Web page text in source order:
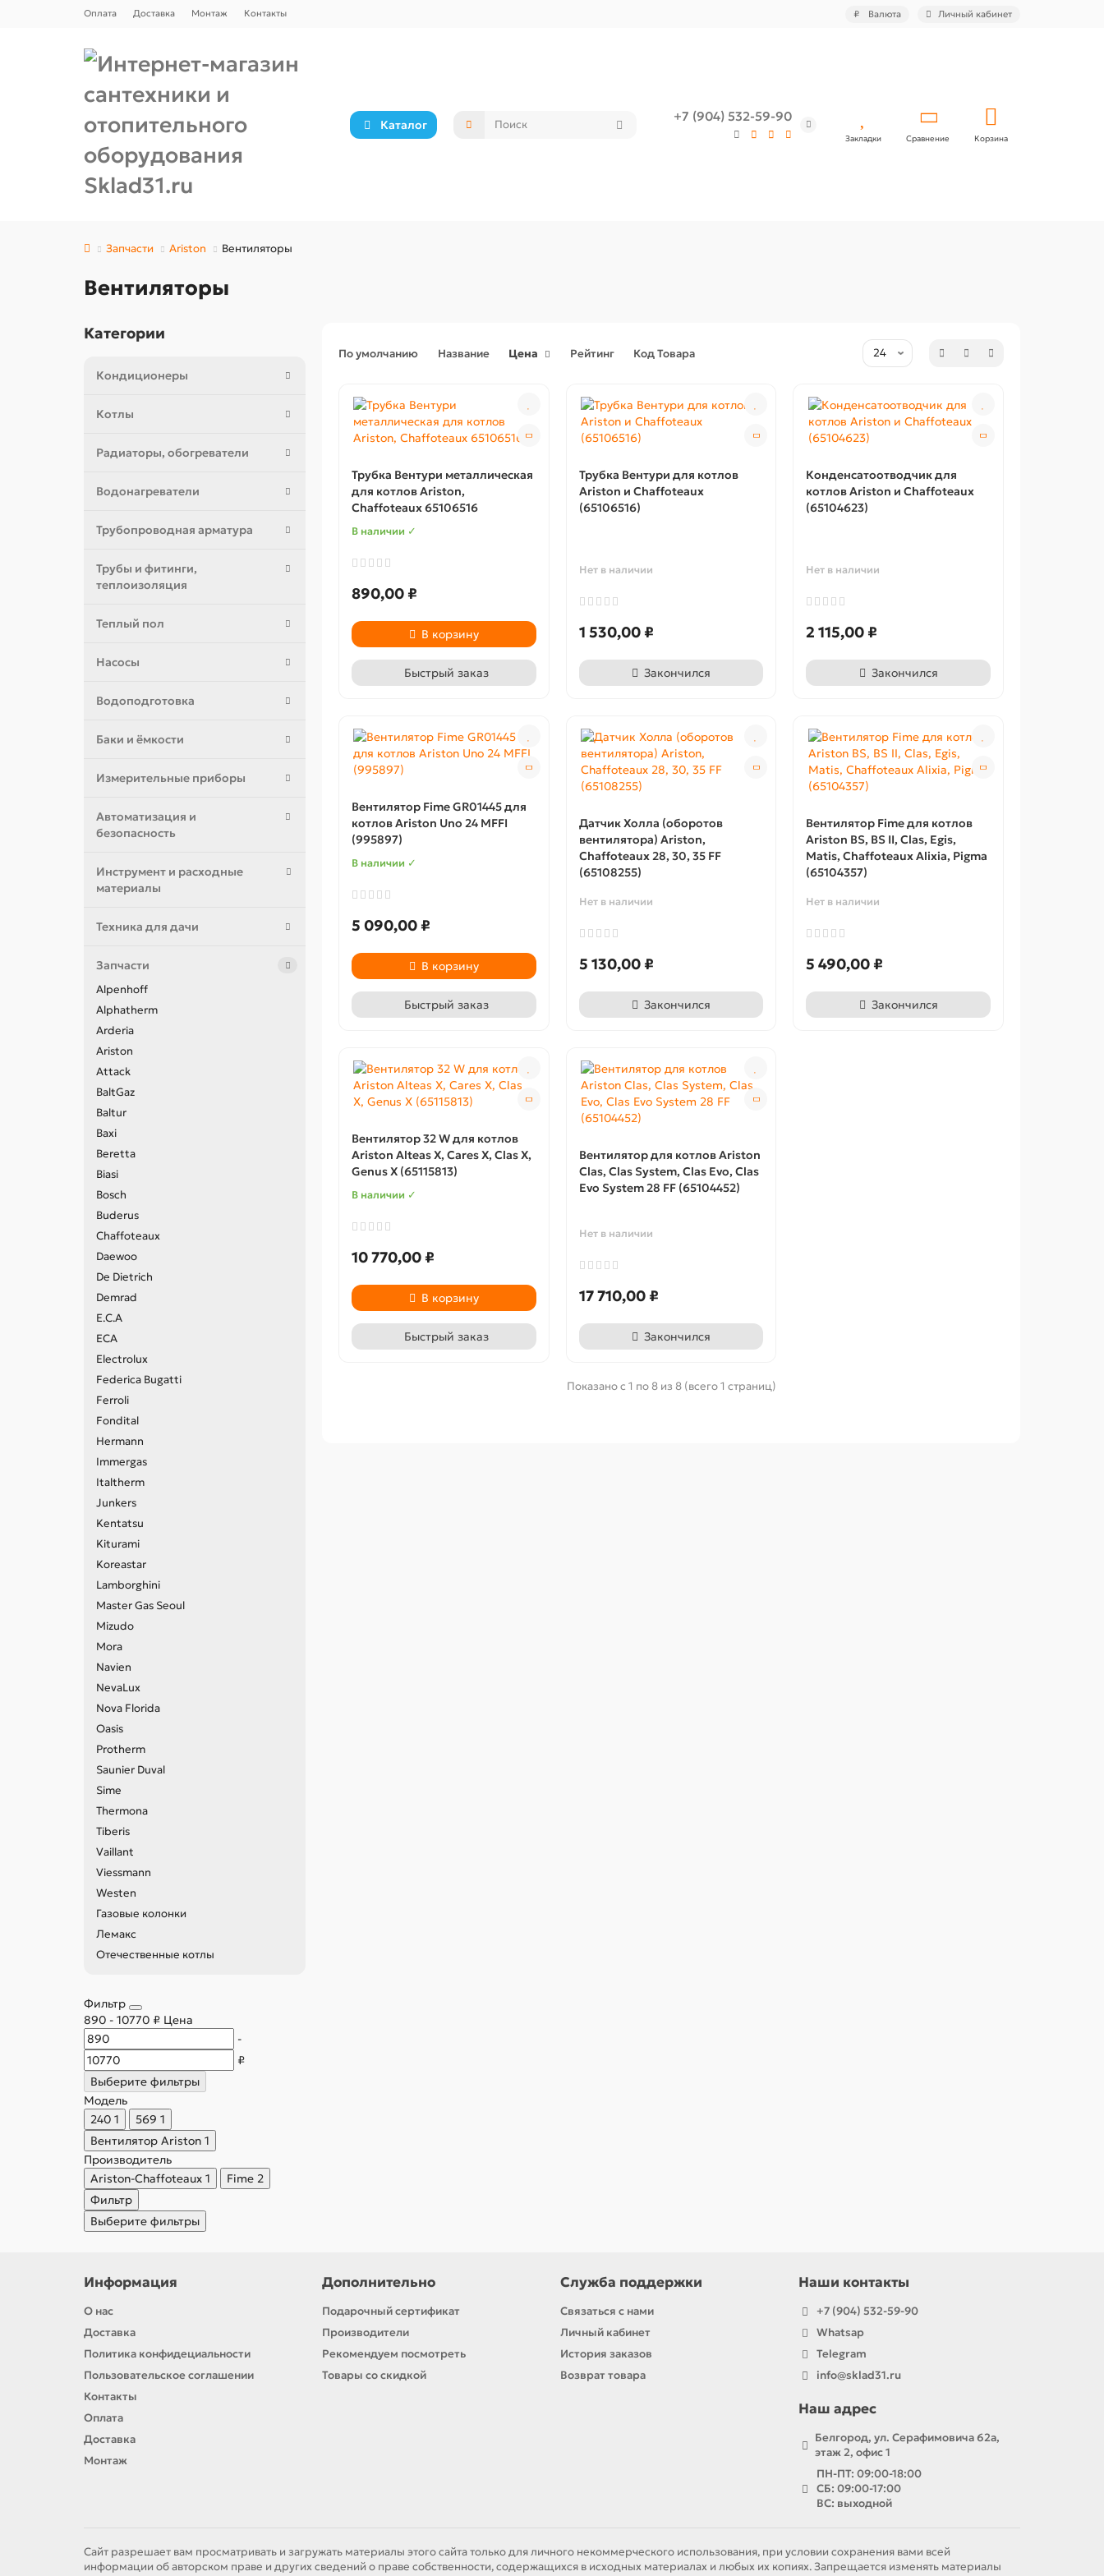
Оплата Доставка Монтаж Контакты ₽ Валюта Личный кабинет
Каталог
+7 (904) 532-59-90
Закладки Сравнение Корзина
Запчасти Ariston Вентиляторы
Вентиляторы
Категории
Кондиционеры
Котлы
Радиаторы, обогреватели
Водонагреватели
Трубопроводная арматура
Трубы и фитинги,
теплоизоляция
Теплый пол
Насосы
Водоподготовка
Баки и ёмкости
Измерительные приборы
Автоматизация и
безопасность
Инструмент и расходные
материалы
Техника для дачи
Запчасти
Alpenhoff
Alphatherm
Arderia
Ariston
Attack
BaltGaz
Baltur
Baxi
Beretta
Biasi
Bosch
Buderus
Chaffoteaux
Daewoo
De Dietrich
Demrad
E.C.A
ECA
Electrolux
Federica Bugatti
Ferroli
Fondital
Hermann
Immergas
Italtherm
Junkers
Kentatsu
Kiturami
Koreastar
Lamborghini
Master Gas Seoul
Mizudo
Mora
Navien
NevaLux
Nova Florida
Oasis
Protherm
Saunier Duval
Sime
Thermona
Tiberis
Vaillant
Viessmann
Westen
Газовые колонки
Лемакс
Отечественные котлы
Фильтр
890 - 10770 ₽ Цена
-
₽
Выберите фильтры
Модель
240 1 569 1
Вентилятор Ariston 1
Производитель
Ariston-Chaffoteaux 1 Fime 2
Фильтр
Выберите фильтры
По умолчанию Название Цена Рейтинг Код Товара
Трубка Вентури металлическая
для котлов Ariston,
Chaffoteaux 65106516
В наличии ✓
890,00 ₽
В корзину
Быстрый заказ
Трубка Вентури для котлов
Ariston и Chaffoteaux
(65106516)
Нет в наличии
1 530,00 ₽
Закончился
Конденсатоотводчик для
котлов Ariston и Chaffoteaux
(65104623)
Нет в наличии
2 115,00 ₽
Закончился
Вентилятор Fime GR01445 для
котлов Ariston Uno 24 MFFI
(995897)
В наличии ✓
5 090,00 ₽
В корзину
Быстрый заказ
Датчик Холла (оборотов
вентилятора) Ariston,
Chaffoteaux 28, 30, 35 FF
(65108255)
Нет в наличии
5 130,00 ₽
Закончился
Вентилятор Fime для котлов
Ariston BS, BS II, Clas, Egis,
Matis, Chaffoteaux Alixia, Pigma
(65104357)
Нет в наличии
5 490,00 ₽
Закончился
Вентилятор 32 W для котлов
Ariston Alteas X, Cares X, Clas X,
Genus X (65115813)
В наличии ✓
10 770,00 ₽
В корзину
Быстрый заказ
Вентилятор для котлов Ariston
Clas, Clas System, Clas Evo, Clas
Evo System 28 FF (65104452)
Нет в наличии
17 710,00 ₽
Закончился
Показано с 1 по 8 из 8 (всего 1 страниц)
Информация
О нас
Доставка
Политика конфидециальности
Пользовательское соглашении
Контакты
Оплата
Доставка
Монтаж
Дополнительно
Подарочный сертификат
Производители
Рекомендуем посмотреть
Товары со скидкой
Служба поддержки
Связаться с нами
Личный кабинет
История заказов
Возврат товара
Наши контакты
+7 (904) 532-59-90
Whatsap
Telegram
info@sklad31.ru
Наш адрес
Белгород, ул. Серафимовича 62а,
этаж 2, офис 1
ПН-ПТ: 09:00-18:00
СБ: 09:00-17:00
ВС: выходной
Сайт разрешает вам просматривать и загружать материалы этого сайта только для личного некоммерческого использования, при условии сохранения вами всей
информации об авторском праве и других сведений о праве собственности, содержащихся в исходных материалах и любых их копиях. Запрещается изменять материалы